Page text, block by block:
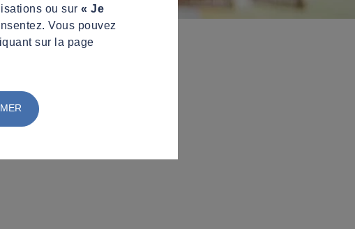
ou sur « Je
Vous pouvez
sur la page